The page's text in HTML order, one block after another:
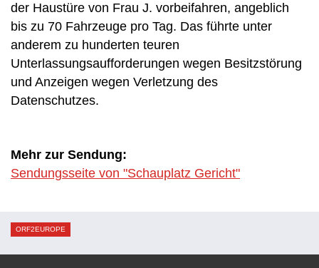
der Haustüre von Frau J. vorbeifahren, angeblich
bis zu 70 Fahrzeuge pro Tag. Das führte unter
anderem zu hunderten teuren
Unterlassungsaufforderungen wegen Besitzstörung
und Anzeigen wegen Verletzung des
Datenschutzes.
Mehr zur Sendung:
Sendungsseite von "Schauplatz Gericht"
ORF2EUROPE